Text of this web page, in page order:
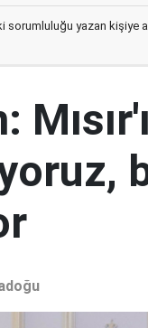
sorumluluğu yazan